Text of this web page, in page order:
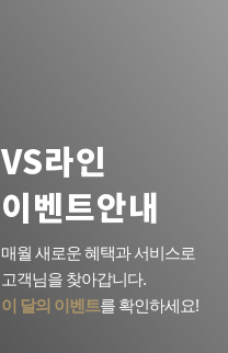
VS라인
이벤트안내
매월 새로운 혜택과 서비스로
고객님을 찾아갑니다.
이 달의 이벤트를 확인하세요!